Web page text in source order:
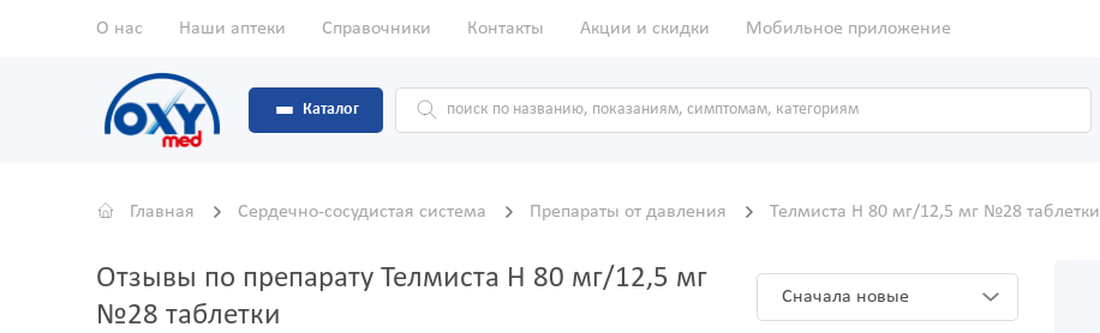
О нас Наши аптеки Справочники Контакты Акции и скидки Мобильное приложение
Каталог
Главная Сердечно-сосудистая система Препараты от давления Телмиста Н 80 мг/12,5 мг №28 таблетки
Отзывы по препарату Телмиста Н 80 мг/12,5 мг
№28 таблетки
Сначала новые